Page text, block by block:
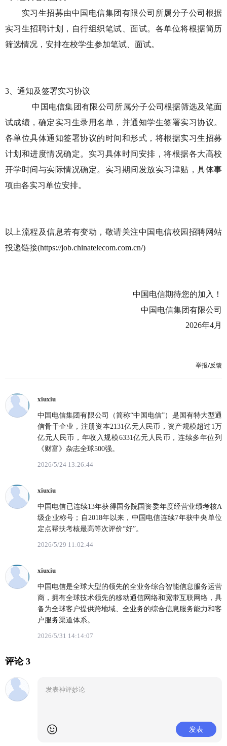
实习生招募由中国电信集团有限公司所属分子公司根据
实习生招聘计划，自行组织笔试、面试。各单位将根据简历
筛选情况，安排在校学生参加笔试、面试。
3、通知及签署实习协议
中国电信集团有限公司所属分子公司根据筛选及笔面
试成绩，确定实习生录用名单，并通知学生签署实习协议。
各单位具体通知签署协议的时间和形式，将根据实习生招募
计划和进度情况确定。实习具体时间安排，将根据各大高校
开学时间与实际情况确定。实习期间发放实习津贴，具体事
项由各实习单位安排。
以上流程及信息若有变动，敬请关注中国电信校园招聘网站
投递链接(https://job.chinatelecom.com.cn/)
中国电信期待您的加入！
中国电信集团有限公司
2026年4月
举报/反馈
xiuxiu
中国电信集团有限公司（简称“中国电信”）是国有特大型通
信骨干企业，注册资本2131亿元人民币，资产规模超过1万
亿元人民币，年收入规模6331亿元人民币，连续多年位列
《财富》杂志全球500强。
2026/5/24 13:26:44
xiuxiu
中国电信已连续13年获得国务院国资委年度经营业绩考核A
级企业称号；自2018年以来，中国电信连续7年获中央单位
定点帮扶考核最高等次评价“好”。
2026/5/29 11:02:44
xiuxiu
中国电信是全球大型的领先的全业务综合智能信息服务运营
商，拥有全球技术领先的移动通信网络和宽带互联网络，具
备为全球客户提供跨地域、全业务的综合信息服务能力和客
户服务渠道体系。
2026/5/31 14:14:07
评论 3
发表